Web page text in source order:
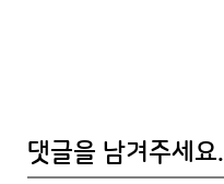
댓글을 남겨주세요.